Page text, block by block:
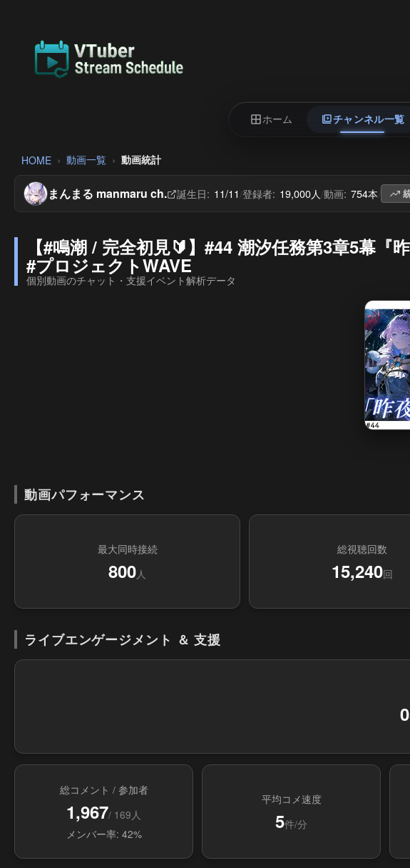
ホーム チャンネル一覧
HOME 動画一覧 動画統計
まんまる manmaru ch. 誕生日: 11/11/登録者: 19,000人/動画: 754本/
【#鳴潮 / 完全初見🔰】#44 潮汐任務第3章5幕
#プロジェクトWAVE
個別動画のチャット・支援イベント解析データ
動画パフォーマンス
最大同時接続
800人
総視聴回数
15,240回
ライブエンゲージメント ＆ 支援
総コメント / 参加者
1,967/ 169人
メンバー率: 42%
平均コメ速度
5件/分